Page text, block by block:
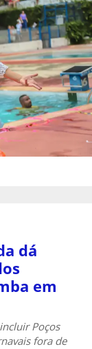
dá
em
Poços
fora de